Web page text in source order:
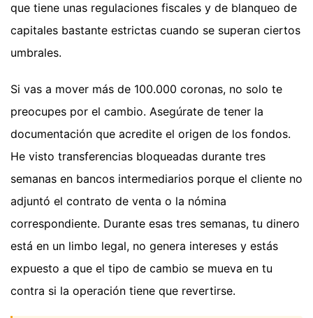
que tiene unas regulaciones fiscales y de blanqueo de
capitales bastante estrictas cuando se superan ciertos
umbrales.
Si vas a mover más de 100.000 coronas, no solo te
preocupes por el cambio. Asegúrate de tener la
documentación que acredite el origen de los fondos.
He visto transferencias bloqueadas durante tres
semanas en bancos intermediarios porque el cliente no
adjuntó el contrato de venta o la nómina
correspondiente. Durante esas tres semanas, tu dinero
está en un limbo legal, no genera intereses y estás
expuesto a que el tipo de cambio se mueva en tu
contra si la operación tiene que revertirse.